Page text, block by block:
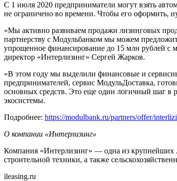
С 1 июля 2020 предприниматели могут взять
не ограничено во времени. Чтобы его оформить,
«Мы активно развиваем продажи лизинговых
партнерству с Модульбанком мы можем
упрощенное финансирование до 15 млн рублей с
директор «Интерлизинг» Сергей Жарков.
«В этом году мы выделили финансовые и
предпринимателей, сервис МодульДоставка,
основных средств. Это еще один логичный шаг в
экосистемы.
Подробнее: https://modulbank.ru/partners/offer/
О компании «Интерлизинг»
Компания «Интерлизинг» — одна из крупнейших
строительной техники, а также
ileasing.ru